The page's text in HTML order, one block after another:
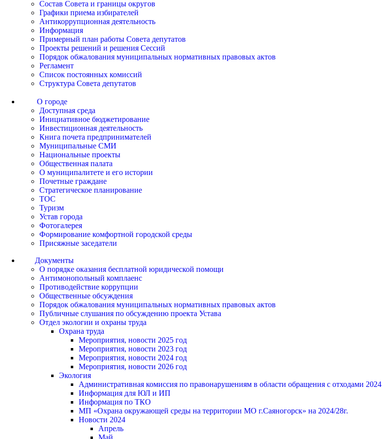
Состав Совета и границы округов
Графики приема избирателей
Антикоррупционная деятельность
Информация
Примерный план работы Совета депутатов
Проекты решений и решения Сессий
Порядок обжалования муниципальных нормативных правовых актов
Регламент
Список постоянных комиссий
Структура Совета депутатов
О городе
Доступная среда
Инициативное бюджетирование
Инвестиционная деятельность
Книга почета предпринимателей
Муниципальные СМИ
Национальные проекты
Общественная палата
О муниципалитете и его истории
Почетные граждане
Стратегическое планирование
ТОС
Туризм
Устав города
Фотогалерея
Формирование комфортной городской среды
Присяжные заседатели
Документы
О порядке оказания бесплатной юридической помощи
Антимонопольный комплаенс
Противодействие коррупции
Общественные обсуждения
Порядок обжалования муниципальных нормативных правовых актов
Публичные слушания по обсуждению проекта Устава
Отдел экологии и охраны труда
Охрана труда
Мероприятия, новости 2025 год
Мероприятия, новости 2023 год
Мероприятия, новости 2024 год
Мероприятия, новости 2026 год
Экология
Административная комиссия по правонарушениям в области обращения с отходами 2024
Информация для ЮЛ и ИП
Информация по ТКО
МП «Охрана окружающей среды на территории МО г.Саяногорск» на 2024/28г.
Новости 2024
Апрель